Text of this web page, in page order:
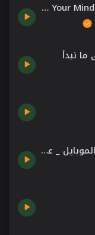
منى السويدان - سافر بعقلك Mona Al-Suwaidan Travel With Your Mind.
شلون تسجل فيديو احترافي بالموبايل _ عبدالله الحمود _ حلقة ٠١٨